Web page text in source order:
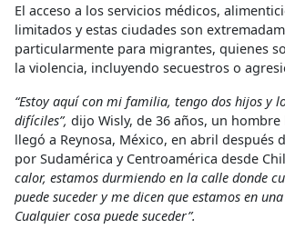
El acceso a los servicios médicos,
limitados y estas ciudades son
particularmente para migrantes, quienes
la violencia, incluyendo secuestros o
“Estoy aquí con mi familia, tengo dos hijos y
difíciles”, dijo Wisly, de 36 años, un
llegó a Reynosa, México, en abril después
por Sudamérica y Centroamérica desde
calor, estamos durmiendo en la calle donde
puede suceder y me dicen que estamos en
Cualquier cosa puede suceder”.